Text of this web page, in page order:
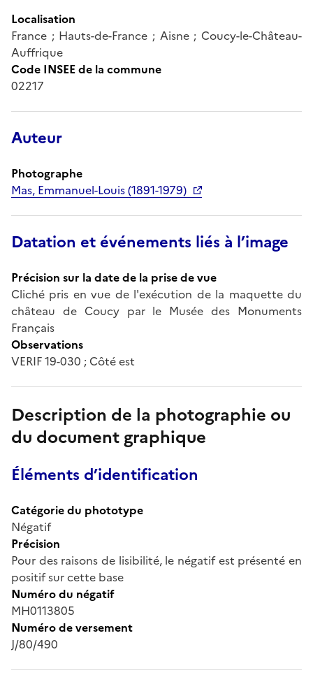
Localisation
France ; Hauts-de-France ; Aisne ; Coucy-le-Château-
Auffrique
Code INSEE de la commune
02217
Auteur
Photographe
Mas, Emmanuel-Louis (1891-1979)
Datation et événements liés à l’image
Précision sur la date de la prise de vue
Cliché pris en vue de l'exécution de la maquette du
château de Coucy par le Musée des Monuments
Français
Observations
VERIF 19-030 ; Côté est
Description de la photographie ou
du document graphique
Éléments d’identification
Catégorie du phototype
Négatif
Précision
Pour des raisons de lisibilité, le négatif est présenté en
positif sur cette base
Numéro du négatif
MH0113805
Numéro de versement
J/80/490